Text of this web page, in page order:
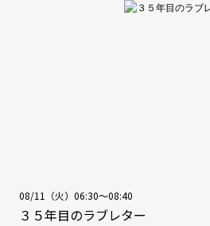
08/11（火）06:30～08:40
３５年目のラブレター